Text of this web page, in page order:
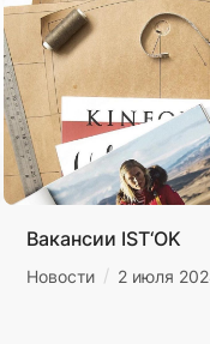
Вакансии IST‘OK
Новости / 2 июля